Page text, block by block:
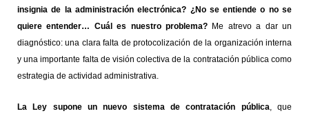
insignia de la administración electrónica? ¿No se entiende o no se
quiere entender… Cuál es nuestro problema? Me atrevo a dar un
diagnóstico: una clara falta de protocolización de la organización interna
y una importante falta de visión colectiva de la contratación pública como
estrategia de actividad administrativa.
La Ley supone un nuevo sistema de contratación pública, que